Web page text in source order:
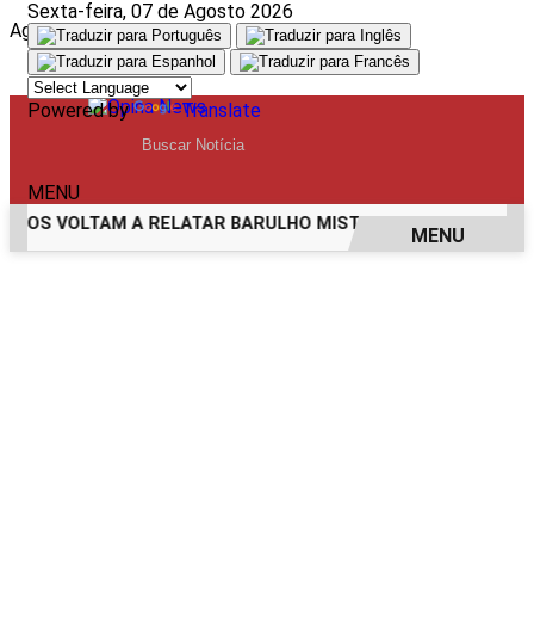
Aguarde, carregando...
Sexta-feira, 07 de Agosto 2026
Powered by Translate
MENU
VOLTAM A RELATAR BARULHO MISTERIOSO VINDO DO MAR
MENU